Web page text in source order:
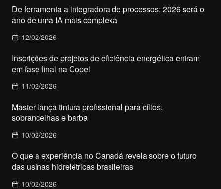
De ferramenta a integradora de processos: 2026 será o
ano de uma IA mais complexa
12/02/2026
Inscrições de projetos de eficiência energética entram
em fase final na Copel
11/02/2026
Master lança tintura profissional para cílios,
sobrancelhas e barba
10/02/2026
O que a experiência no Canadá revela sobre o futuro
das usinas hidrelétricas brasileiras
10/02/2026